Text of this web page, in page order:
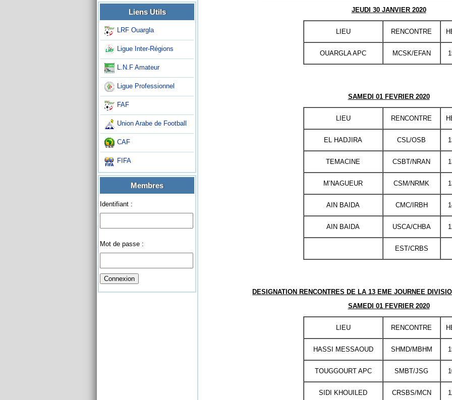
Liens Utils
LRF Ouargla
Ligue Inter-Régions
L.N.F Amateur
Ligue Professionnel
FAF
Union Arabe de Football
CAF
FIFA
Membres
Identifiant :
Mot de passe :
JEUDI 30 JANVIER 2020
LIEU RENCONTRE
OUARGLA APC MCSK/EFAN
SAMEDI 01 FEVRIER 2020
LIEU RENCONTRE
EL HADJIRA CSL/OSB
TEMACINE CSBT/NRAN
M’NAGUEUR CSM/NRMK
AIN BAIDA CMC/IRBH
AIN BAIDA USCA/CHBA
EST/CRBS
DESIGNATION RENCONTRES DE LA 13 EME JOURNEE
SAMEDI 01 FEVRIER 2020
LIEU RENCONTRE
HASSI MESSAOUD SHMD/MBHM
TOUGGOURT APC SMBT/JSG
SIDI KHOUILED CRSBS/MCN